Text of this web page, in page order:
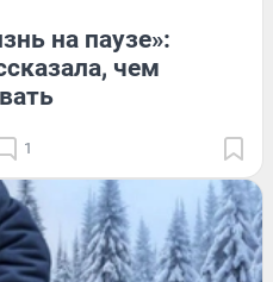
на паузе»:
чем
1